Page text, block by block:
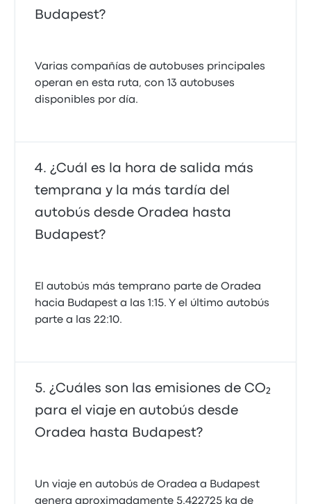
Budapest?
Varias compañías de autobuses principales
operan en esta ruta, con 13 autobuses
disponibles por día.
¿Cuál es la hora de salida más
temprana y la más tardía del
autobús desde Oradea hasta
Budapest?
El autobús más temprano parte de Oradea
hacia Budapest a las 1:15. Y el último autobús
parte a las 22:10.
¿Cuáles son las emisiones de CO₂
para el viaje en autobús desde
Oradea hasta Budapest?
Un viaje en autobús de Oradea a Budapest
genera aproximadamente 5.422725 kg de